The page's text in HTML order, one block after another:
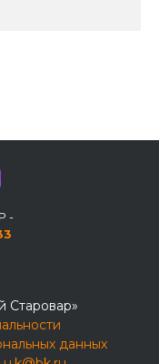
-
Старовар»
данных